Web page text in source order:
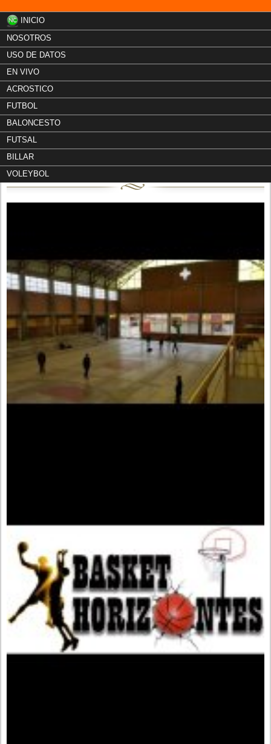
INICIO
NOSOTROS
USO DE DATOS
EN VIVO
ACROSTICO
FUTBOL
BALONCESTO
FUTSAL
BILLAR
VOLEYBOL
Liga Deportiva de Baloncesto